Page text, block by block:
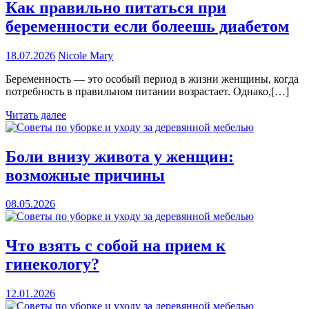
Как правильно питаться при
беременности если болеешь диабетом
18.07.2026 Nicole Mary
Беременность — это особый период в жизни женщины, когда
потребность в правильном питании возрастает. Однако,[…]
Читать далее
Боли внизу живота у женщин:
возможные причины
08.05.2026
Что взять с собой на прием к
гинекологу?
12.01.2026